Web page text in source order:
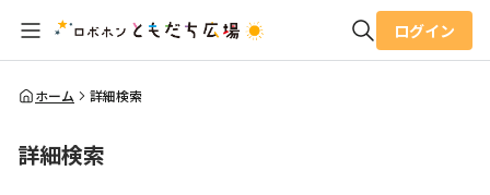
全体検索
ログイン
ホーム 詳細検索
詳細検索